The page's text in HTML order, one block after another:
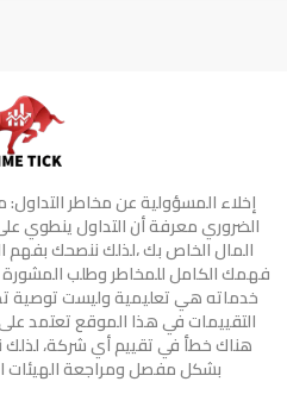
إخلاء المسؤولية عن مخاطر
الضروري معرفة أن التداول ينطوي
المال الخاص بك ،لذلك ننصحك بفهم
فهمك الكامل للمخاطر وطلب
خدماته هي تعليمية وليست توصية
التقييمات في هذا الموقع تعتمد
هناك خطأ في تقييم أي شركة، لذلك
بشكل مفصل ومراجعة الهيئات